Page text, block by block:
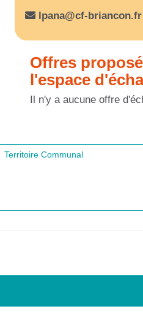
lpana@cf-briancon.fr
Offres
l'espace
Il n'y a aucune offre
Territoire Communal